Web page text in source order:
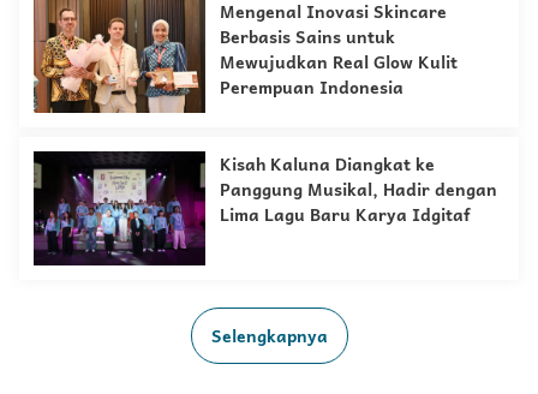
Mengenal Inovasi Skincare
Berbasis Sains untuk
Mewujudkan Real Glow Kulit
Perempuan Indonesia
Kisah Kaluna Diangkat ke
Panggung Musikal, Hadir dengan
Lima Lagu Baru Karya Idgitaf
Selengkapnya